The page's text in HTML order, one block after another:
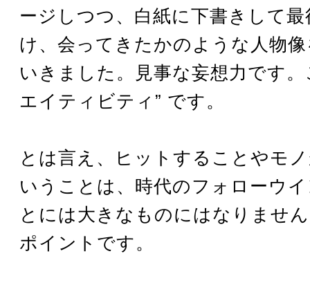
ージしつつ、白紙に下書きして
け、会ってきたかのような人物
いきました。見事な妄想力です
エイティビティ” です。
とは言え、ヒットすることやモ
いうことは、時代のフォローウ
とには大きなものにはなりませ
ポイントです。